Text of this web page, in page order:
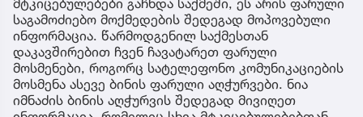
საგამოძიებო მოქმედების შედეგად მოპოვებული
ინფორმაცია. წარმოდგენილ საქმესთან
დაკავშირებით ჩვენ ჩავატარეთ ფარული
მოსმენები, როგორც სატელეფონო კომუნიკაციების
მოსმენა ასევე ბინის ფარული აღჭურვები. ნია
იმნაძის ბინის აღჭურვის შედეგად მივიღეთ